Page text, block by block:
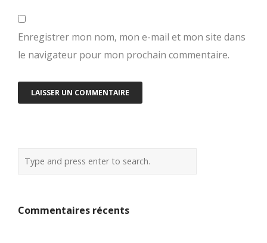
Enregistrer mon nom, mon e-mail et mon site dans
le navigateur pour mon prochain commentaire.
Commentaires récents